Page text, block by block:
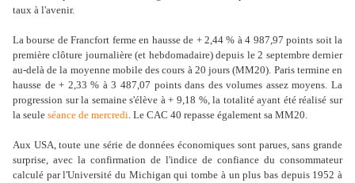
taux à l'avenir.
La bourse de Francfort ferme en hausse de + 2,44 % à 4 987,97 points soit la
première clôture journalière (et hebdomadaire) depuis le 2 septembre dernier
au-delà de la moyenne mobile des cours à 20 jours (MM20). Paris termine en
hausse de + 2,33 % à 3 487,07 points dans des volumes assez moyens. La
progression sur la semaine s'élève à + 9,18 %, la totalité ayant été réalisé sur
la seule séance de mercredi. Le CAC 40 repasse également sa MM20.
Aux USA, toute une série de données économiques sont parues, sans grande
surprise, avec la confirmation de l'indice de confiance du consommateur
calculé par l'Université du Michigan qui tombe à un plus bas depuis 1952 à